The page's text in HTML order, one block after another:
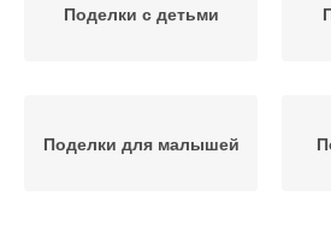
Поделки с детьми
Поделки для малышей